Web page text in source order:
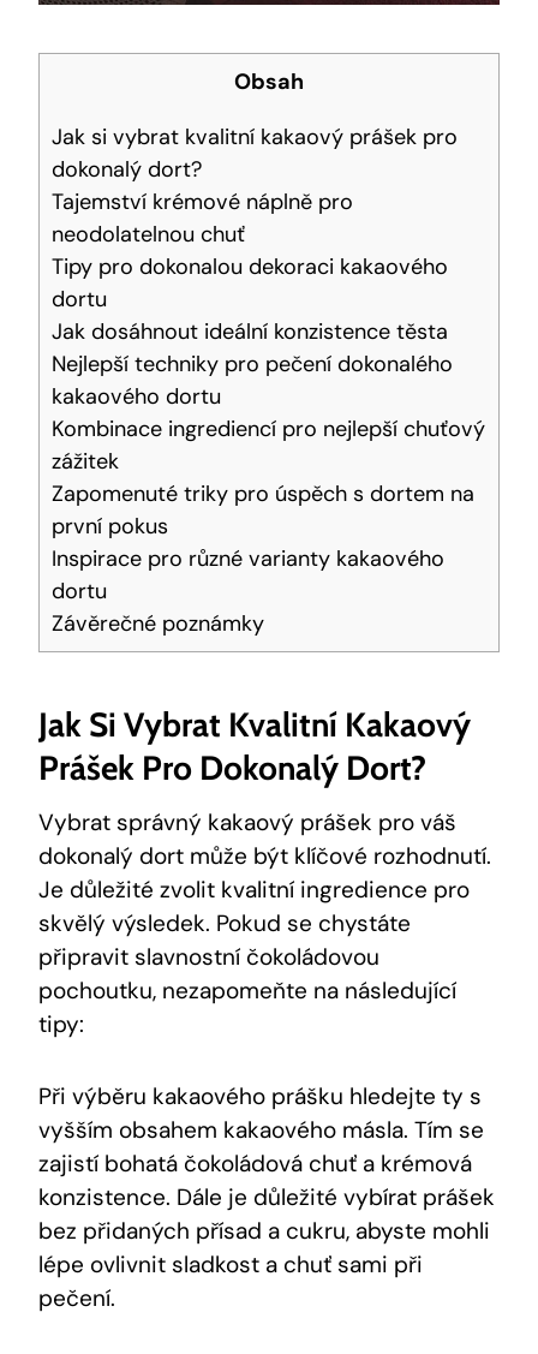
Obsah
Jak ​si⁢ vybrat kvalitní kakaový prášek pro
dokonalý dort?
Tajemství krémové náplně pro
neodolatelnou chuť
Tipy pro dokonalou ‌dekoraci kakaového
dortu
Jak dosáhnout‍ ideální konzistence těsta
Nejlepší techniky pro pečení⁤ dokonalého
kakaového​ dortu
Kombinace ingrediencí ⁢pro nejlepší chuťový
zážitek
Zapomenuté triky pro úspěch s dortem na
první ⁤pokus
Inspirace pro různé varianty kakaového
dortu
Závěrečné poznámky
Jak ​si⁢ Vybrat Kvalitní Kakaový
Prášek Pro Dokonalý Dort?
Vybrat správný kakaový prášek ‍pro váš
dokonalý dort může být klíčové​ rozhodnutí.
Je důležité zvolit kvalitní ingredience pro
skvělý výsledek. Pokud se chystáte
⁤připravit slavnostní čokoládovou
pochoutku, nezapomeňte na následující
tipy:
Při ‍výběru kakaového prášku⁣ hledejte​ ty ⁣s
vyšším obsahem ⁤kakaového⁢ másla. Tím⁣ se
zajistí ‍bohatá čokoládová chuť ⁣a krémová
konzistence. ⁤Dále je důležité vybírat prášek
bez ​přidaných ‌přísad a‌ cukru, abyste mohli
lépe ovlivnit sladkost‍ a chuť sami‍ při⁢
pečení.